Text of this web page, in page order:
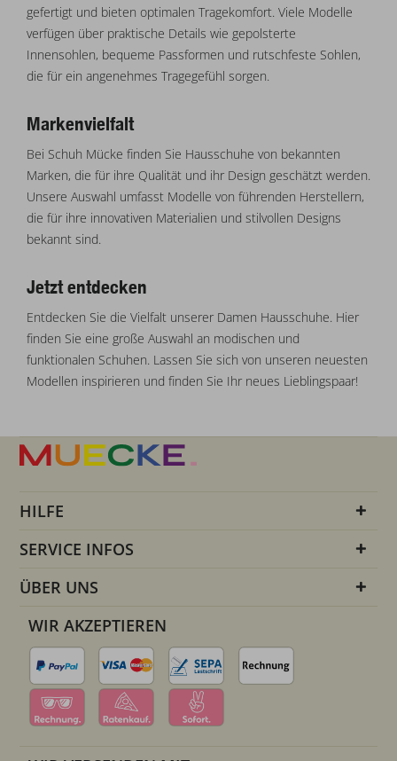
gefertigt und bieten optimalen Tragekomfort. Viele Modelle
verfügen über praktische Details wie gepolsterte
Innensohlen, bequeme Passformen und rutschfeste Sohlen,
die für ein angenehmes Tragegefühl sorgen.
Markenvielfalt
Bei Schuh Mücke finden Sie Hausschuhe von bekannten
Marken, die für ihre Qualität und ihr Design geschätzt werden.
Unsere Auswahl umfasst Modelle von führenden Herstellern,
die für ihre innovativen Materialien und stilvollen Designs
bekannt sind.
Jetzt entdecken
Entdecken Sie die Vielfalt unserer Damen Hausschuhe. Hier
finden Sie eine große Auswahl an modischen und
funktionalen Schuhen. Lassen Sie sich von unseren neuesten
Modellen inspirieren und finden Sie Ihr neues Lieblingspaar!
HILFE
SERVICE INFOS
ÜBER UNS
WIR AKZEPTIEREN